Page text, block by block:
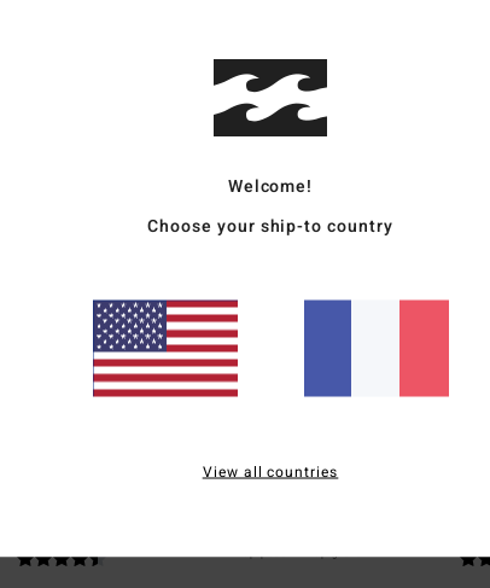
4.7
qualité / prix
Welcome!
Choose your ship-to country
View all countries